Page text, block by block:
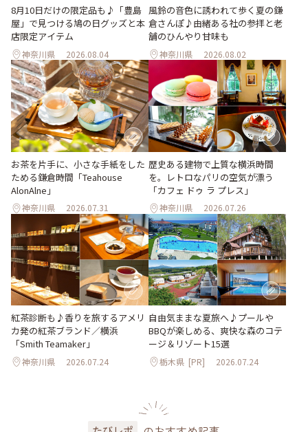
8月10日だけの限定品も♪「豊島
屋」で見つける鳩の日グッズと本
店限定アイテム
神奈川県 2026.08.04
風鈴の音色に誘われて歩く夏の鎌
倉さんぽ♪由緒ある社の参拝と老
舗のひんやり甘味も
神奈川県 2026.08.02
お茶を片手に、小さな手紙をした
ためる鎌倉時間「Teahouse
AlonAlne」
神奈川県 2026.07.31
歴史ある建物で上質な横浜時間
を。レトロなパリの空気が漂う
「カフェ ドゥ ラ プレス」
神奈川県 2026.07.26
紅茶診断も♪香りを旅するアメリ
カ発の紅茶ブランド／横浜
「Smith Teamaker」
神奈川県 2026.07.24
自由気ままな夏旅へ♪プールや
BBQが楽しめる、爽快な森のコテ
ージ＆リゾート15選
栃木県 [PR] 2026.07.24